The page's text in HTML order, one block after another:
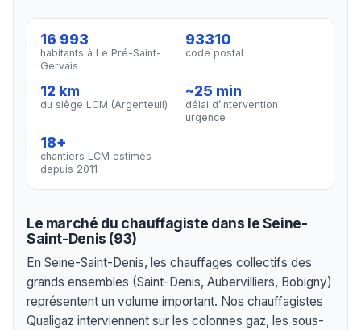
16 993
habitants à Le Pré-Saint-
Gervais
93310
code postal
12 km
du siège LCM (Argenteuil)
~25 min
délai d’intervention
urgence
18+
chantiers LCM estimés
depuis 2011
Le marché du chauffagiste dans le Seine-
Saint-Denis (93)
En Seine-Saint-Denis, les chauffages collectifs des
grands ensembles (Saint-Denis, Aubervilliers, Bobigny)
représentent un volume important. Nos chauffagistes
Qualigaz interviennent sur les colonnes gaz, les sous-